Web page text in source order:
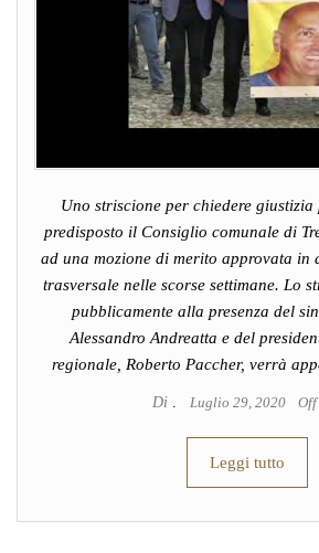
Uno striscione per chiedere
predisposto il Consiglio comunale di
ad una mozione di merito approvata in
trasversale nelle scorse settimane. Lo
pubblicamente alla presenza del
Alessandro Andreatta e del
regionale, Roberto Paccher, verrà
Di Luglio 29, 2020 Off
Leggi tutto